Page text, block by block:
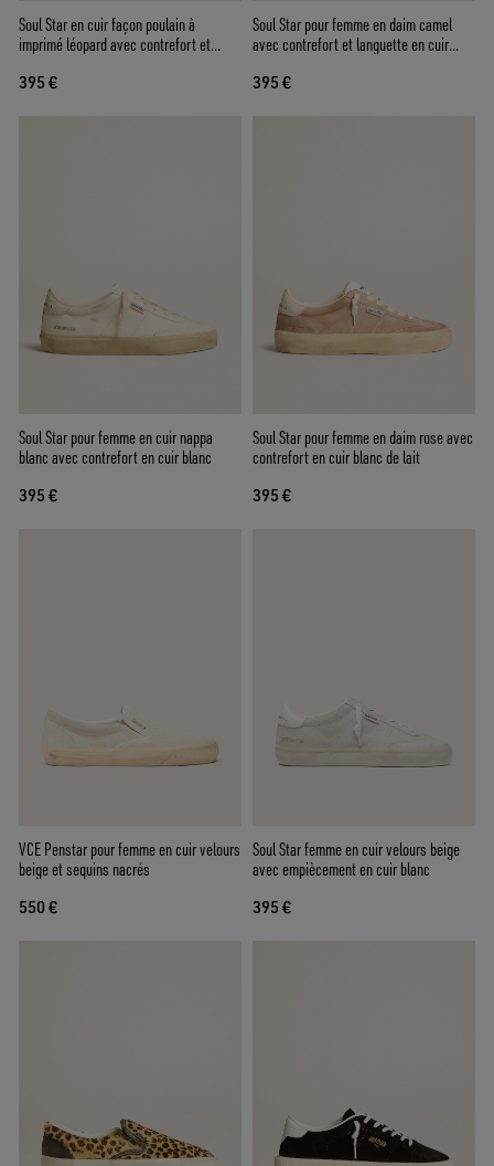
Soul Star en cuir façon poulain à
imprimé léopard avec contrefort et
395 €
Soul Star pour femme en daim camel
avec contrefort et languette en cuir
395 €
Soul Star pour femme en cuir nappa
blanc avec contrefort en cuir blanc
395 €
Soul Star pour femme en daim rose avec
contrefort en cuir blanc de lait
395 €
VCE Penstar pour femme en cuir velours
beige et sequins nacrés
550 €
Soul Star femme en cuir velours beige
avec empiècement en cuir blanc
395 €